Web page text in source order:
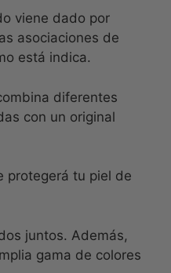
viene dado por
asociaciones de
está indica.
diferentes
con un original
protegerá tu piel de
juntos. Además,
gama de colores